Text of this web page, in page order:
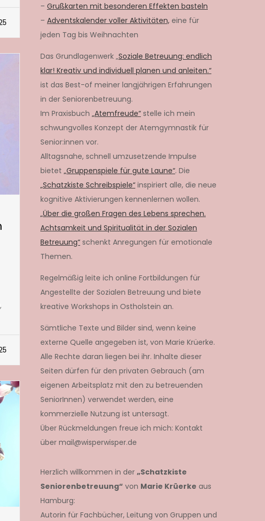
– Grußkarten mit besonderen Effekten basteln
– Adventskalender voller Aktivitäten, eine für
jeden Tag bis Weihnachten
Das Grundlagenwerk „Soziale Betreuung: endlich
klar! Kreativ und individuell planen und anleiten.“
ist das Best-of meiner langjährigen Erfahrungen
in der Seniorenbetreuung.
Im Praxisbuch „Atemfreude“ stelle ich mein
schwungvolles Konzept der Atemgymnastik für
Senior:innen vor.
Alltagsnahe, schnell umzusetzende Impulse
bietet „Gruppenspiele für gute Laune“. Die
„Schatzkiste Schreibspiele“ inspiriert alle, die neue
kognitive Aktivierungen kennenlernen wollen.
„Über die großen Fragen des Lebens sprechen.
Achtsamkeit und Spiritualität in der Sozialen
Betreuung“ schenkt Anregungen für emotionale
Themen.
Regelmäßig leite ich online Fortbildungen für
Angestellte der Sozialen Betreuung und biete
kreative Workshops in Ostholstein an.
Sämtliche Texte und Bilder sind, wenn keine
externe Quelle angegeben ist, von Marie Krüerke.
Alle Rechte daran liegen bei ihr. Inhalte dieser
Seiten dürfen für den privaten Gebrauch (am
eigenen Arbeitsplatz mit den zu betreuenden
SeniorInnen) verwendet werden, eine
kommerzielle Nutzung ist untersagt.
Über Rückmeldungen freue ich mich: Kontakt
über mail@wisperwisper.de
Herzlich willkommen in der „Schatzkiste
Seniorenbetreuung“ von Marie Krüerke aus
Hamburg:
Autorin für Fachbücher, Leitung von Gruppen und